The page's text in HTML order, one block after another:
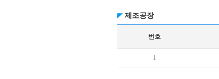
제조공장
번호
1